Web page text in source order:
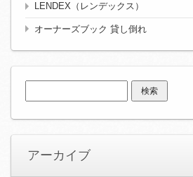
LENDEX（レンデックス）
オーナーズブック 貸し倒れ
索:
アーカイブ